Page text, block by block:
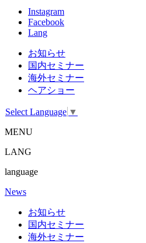
Instagram
Facebook
Lang
お知らせ
国内セミナー
海外セミナー
ヘアショー
Select Language ▼
MENU
LANG
language
News
お知らせ
国内セミナー
海外セミナー